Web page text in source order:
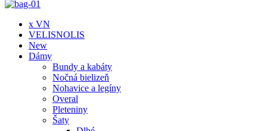
x VN
VELISNOLIS
New
Dámy
Bundy a kabáty
Nočná bielizeň
Nohavice a legíny
Overal
Pleteniny
Šaty